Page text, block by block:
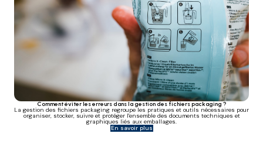
Comment éviter les erreurs dans la gestion des fichiers packaging ?
La gestion des fichiers packaging regroupe les pratiques et outils nécessaires pour
organiser, stocker, suivre et protéger l'ensemble des documents techniques et
graphiques liés aux emballages.
En savoir plus